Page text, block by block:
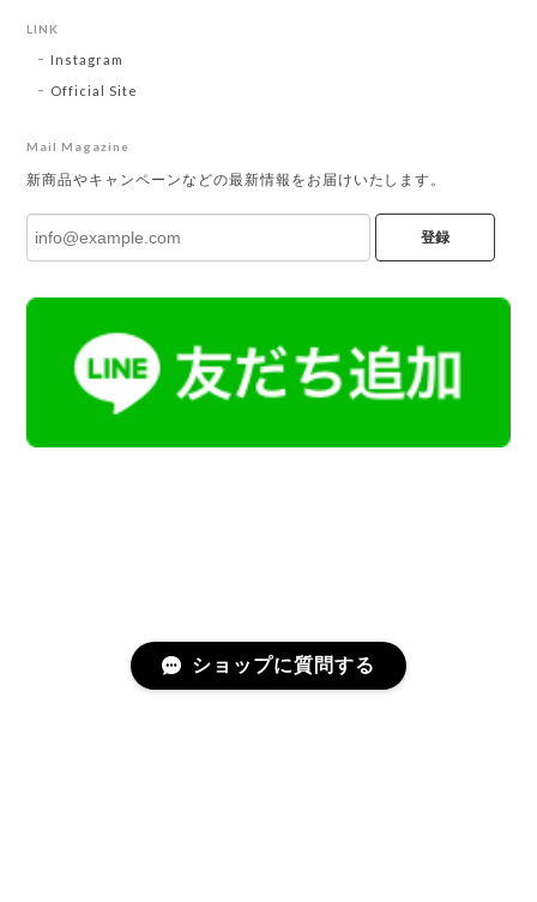
LINK
Instagram
Official Site
Mail Magazine
新商品やキャンペーンなどの最新情報をお届けいたします。
登録
ショップに質問する